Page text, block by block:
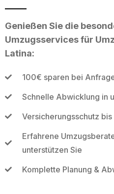
Genießen Sie die
Umzugsservices für
Latina:
100€ sparen bei
Schnelle Abwicklung in
Versicherungsschutz
Erfahrene
unterstützen Sie
Komplette Planung &